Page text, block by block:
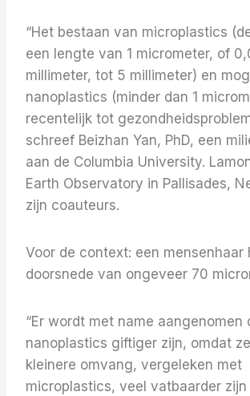
“Het bestaan ​​van microplastics
een lengte van 1 micrometer, of
millimeter, tot 5 millimeter) en
nanoplastics (minder dan 1
recentelijk tot
schreef Beizhan Yan, PhD, een
aan de Columbia University.
Earth Observatory in Pallisades,
zijn coauteurs.
Voor de context: een mensenhaar
doorsnede van ongeveer 70
“Er wordt met name aangenomen
nanoplastics giftiger zijn, omdat
kleinere omvang, vergeleken met
microplastics, veel vatbaarder